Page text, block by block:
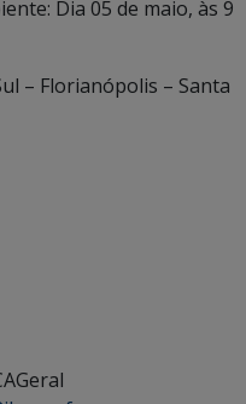
Dia 05 de maio, às 9
– Florianópolis – Santa
Geral